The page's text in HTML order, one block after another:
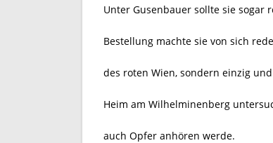
Unter Gusenbauer sollte sie
Bestellung machte sie von sich
des roten Wien, sondern einzig
Heim am Wilhelminenberg
auch Opfer anhören werde.